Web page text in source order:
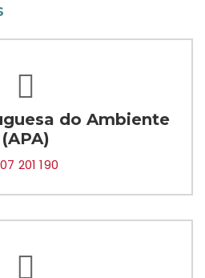
do Ambiente
(APA)
201 190